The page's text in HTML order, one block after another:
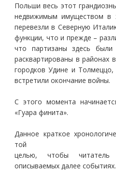
Польши весь этот
недвижимым имуществом в
перевезли в Северную
функции, что и прежде –
что партизаны здесь
расквартированы в районах
городков Удине и
встретили окончание войны.
С этого момента
«Гуара финита».
Данное краткое
той
целью, чтобы читатель
описываемых далее событиях.